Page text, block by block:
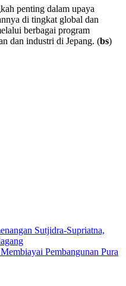
penting dalam upaya
di tingkat global dan
berbagai program
dan industri di Jepang. (bs)
Sutjidra-Supriatna,
Pembangunan Pura